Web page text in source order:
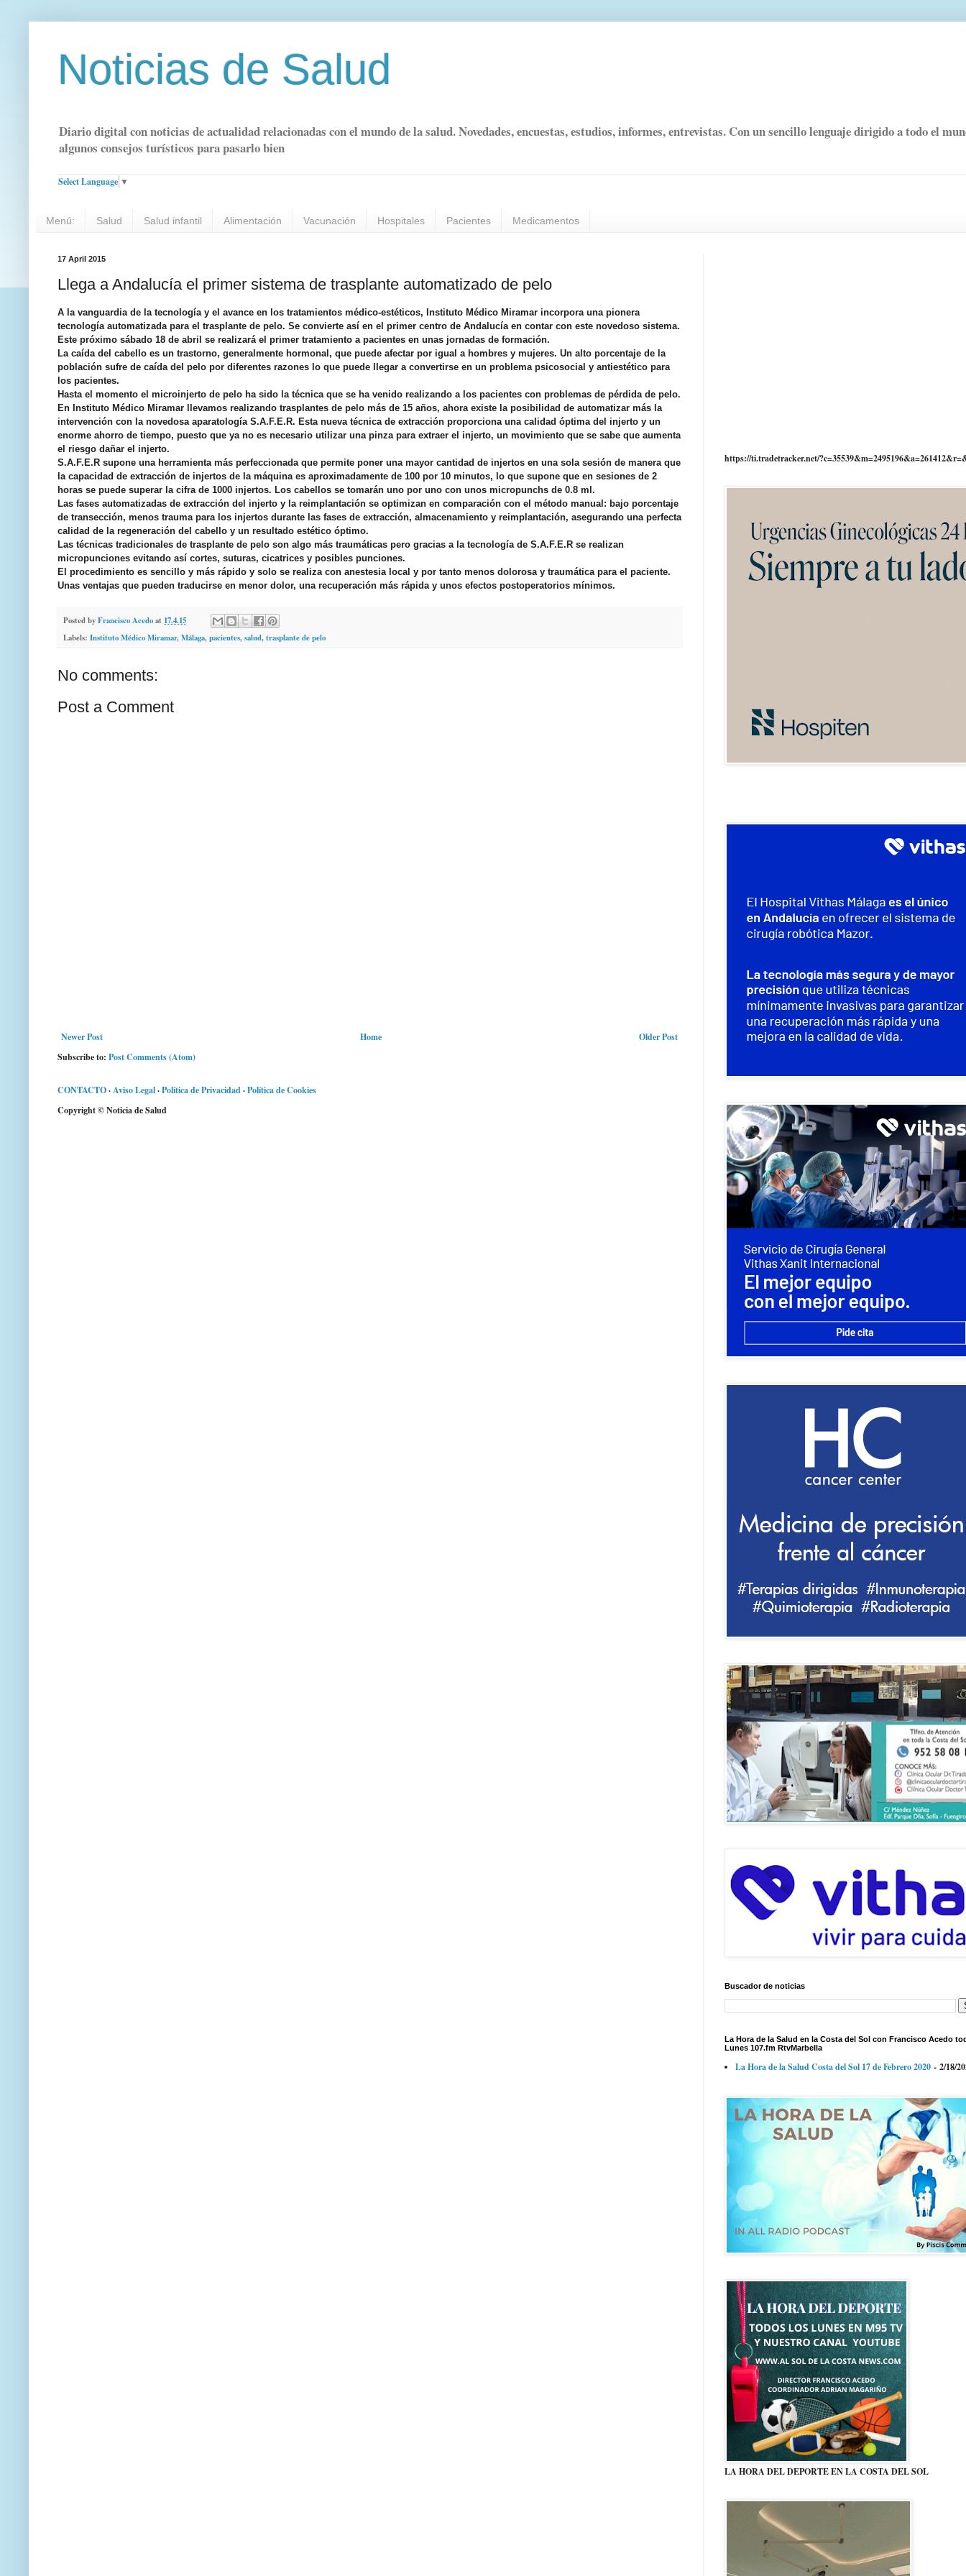
Noticias de Salud
Diario digital con noticias de actualidad relacionadas con el mundo de la salud. Novedades, encuestas, estudios, informes, entrevistas. Con un sencillo lenguaje dirigido a todo el
algunos consejos turísticos para pasarlo bien
Select Language ▼
Menú: Salud Salud infantil Alimentación Vacunación Hospitales Pacientes Medicamentos
17 April 2015
Llega a Andalucía el primer sistema de trasplante automatizado de pelo
A la vanguardia de la tecnología y el avance en los tratamientos médico-estéticos, Instituto Médico Miramar incorpora una pionera
tecnología automatizada para el trasplante de pelo. Se convierte así en el primer centro de Andalucía en contar con este novedoso sistema.
Este próximo sábado 18 de abril se realizará el primer tratamiento a pacientes en unas jornadas de formación.
La caída del cabello es un trastorno, generalmente hormonal, que puede afectar por igual a hombres y mujeres. Un alto porcentaje de la
población sufre de caída del pelo por diferentes razones lo que puede llegar a convertirse en un problema psicosocial y antiestético para
los pacientes.
Hasta el momento el microinjerto de pelo ha sido la técnica que se ha venido realizando a los pacientes con problemas de pérdida de pelo.
En Instituto Médico Miramar llevamos realizando trasplantes de pelo más de 15 años, ahora existe la posibilidad de automatizar más la
intervención con la novedosa aparatología S.A.F.E.R. Esta nueva técnica de extracción proporciona una calidad óptima del injerto y un
enorme ahorro de tiempo, puesto que ya no es necesario utilizar una pinza para extraer el injerto, un movimiento que se sabe que aumenta
el riesgo dañar el injerto.
S.A.F.E.R supone una herramienta más perfeccionada que permite poner una mayor cantidad de injertos en una sola sesión de manera que
la capacidad de extracción de injertos de la máquina es aproximadamente de 100 por 10 minutos, lo que supone que en sesiones de 2
horas se puede superar la cifra de 1000 injertos. Los cabellos se tomarán uno por uno con unos micropunchs de 0.8 ml.
Las fases automatizadas de extracción del injerto y la reimplantación se optimizan en comparación con el método manual: bajo porcentaje
de transección, menos trauma para los injertos durante las fases de extracción, almacenamiento y reimplantación, asegurando una perfecta
calidad de la regeneración del cabello y un resultado estético óptimo.
Las técnicas tradicionales de trasplante de pelo son algo más traumáticas pero gracias a la tecnología de S.A.F.E.R se realizan
micropunciones evitando así cortes, suturas, cicatrices y posibles punciones.
El procedimiento es sencillo y más rápido y solo se realiza con anestesia local y por tanto menos dolorosa y traumática para el paciente.
Unas ventajas que pueden traducirse en menor dolor, una recuperación más rápida y unos efectos postoperatorios mínimos.
Posted byFrancisco Acedoat 17.4.15
Labels: Instituto Médico Miramar,Málaga,pacientes,salud,trasplante de pelo
No comments:
Post a Comment
Newer Post Older Post
Home
Subscribe to: Post Comments (Atom)
CONTACTO·Aviso Legal·Política de Privacidad·Política de Cookies
Copyright © Noticia de Salud
https://ti.tradetracker.net/
Buscador de noticias
La Hora de la Salud en la Costa del Sol con Francisco Acedo
Lunes 107.fm RtvMarbella
La Hora de la Salud Costa del Sol 17 de Febrero 2020 - 2/18/
LA HORA DEL DEPORTE EN LA COSTA DEL SOL